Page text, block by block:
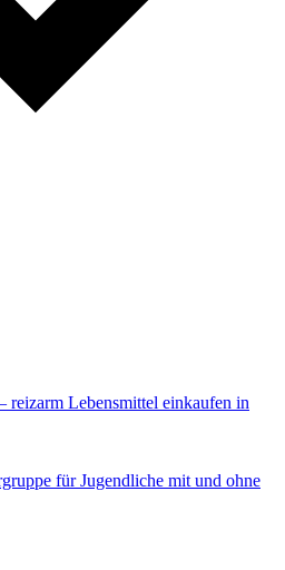
reizarm Lebensmittel einkaufen in
für Jugendliche mit und ohne